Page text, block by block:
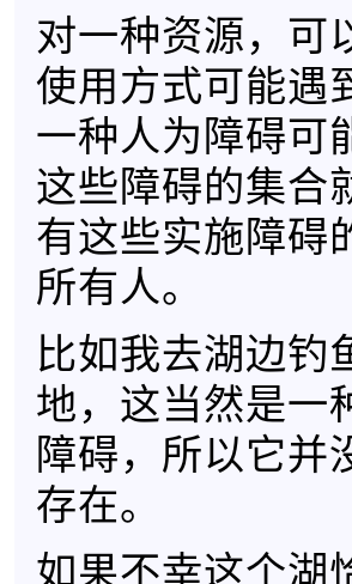
对一种资源，可
使用方式可能遇
一种人为障碍可
这些障碍的集合
有这些实施障碍
所有人。
比如我去湖边钓
地，这当然是一
障碍，所以它并
存在。
如果不幸这个湖